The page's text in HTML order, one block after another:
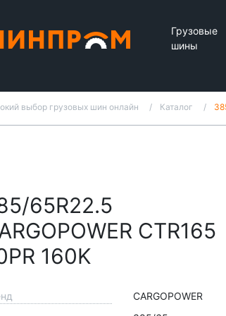
Грузовые
шины
выбор грузовых шин онлайн Каталог
65R22.5
CTR165
160K
CARGOPOWER